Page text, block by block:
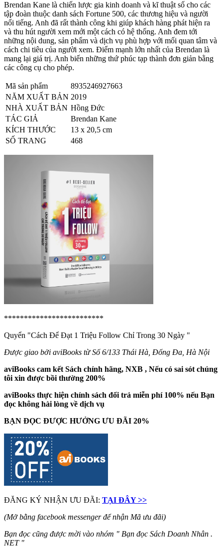
Brendan Kane là chiến lược gia kinh doanh và kĩ thuật số cho các
tập đoàn thuộc danh sách Fortune 500, các thương hiệu và người
nổi tiếng. Anh đã rất thành công khi giúp khách hàng phát hiện ra
và thu hút người xem mới một cách có hệ thống. Anh đem tới
những nội dung, sản phẩm và dịch vụ phù hợp với mối quan tâm và
cách chi tiêu của người xem. Điểm mạnh lớn nhất của Brendan là
mang lại giá trị. Anh biến những thứ phúc tạp thành đơn giản bằng
các công cụ cho phép.
Mã sản phẩm
8935246927663
NĂM XUẤT BẢN 2019
NHÀ XUẤT BẢN Hồng Đức
TÁC GIẢ
Brendan Kane
KÍCH THƯỚC
13 x 20,5 cm
SỐ TRANG
468
*************************
Quyển "Cách Để Đạt 1 Triệu Follow Chỉ Trong 30 Ngày "
Được giao bởi aviBooks từ Số 6/133 Thái Hà, Đống Đa, Hà Nội
aviBooks cam kết Sách chính hãng, NXB , Nếu có sai sót chúng
tôi xin được bồi thường 200%
aviBooks thực hiện chính sách đổi trả miễn phí 100% nếu Bạn
đọc không hài lòng về dịch vụ
BẠN ĐỌC ĐƯỢC HƯỞNG ƯU ĐÃI 20%
ĐĂNG KÝ NHẬN ƯU ĐÃI: TẠI ĐÂY >>
(Mở bằng facebook messenger để nhận Mã ưu đãi)
Bạn đọc cũng được mời vào nhóm " Bạn đọc Sách Doanh Nhân .
NET "